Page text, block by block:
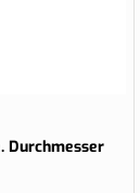
Durchmesser